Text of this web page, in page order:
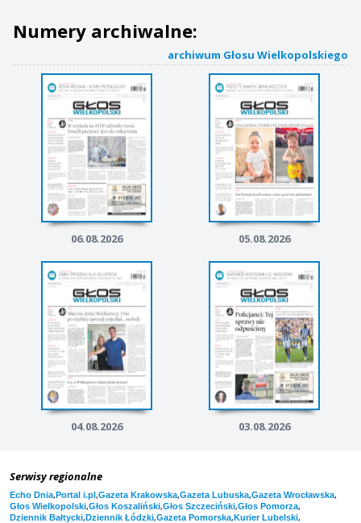
Numery archiwalne:
archiwum Głosu Wielkopolskiego
06.08.2026 05.08.2026
04.08.2026 03.08.2026
Serwisy regionalne
Echo Dnia,Portal i.pl,Gazeta Krakowska,Gazeta Lubuska,Gazeta Wrocławska,
Głos Wielkopolski,Głos Koszaliński,Głos Szczeciński,Głos Pomorza,
Dziennik Bałtycki,Dziennik Łódzki,Gazeta Pomorska,Kurier Lubelski,